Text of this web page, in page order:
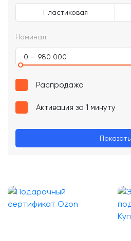
Пластиковая
Номинал
0 — 980 000
Распродажа
Активация за 1 минуту
Показать